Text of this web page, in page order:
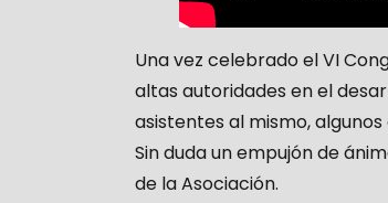
Una vez celebrado el VI
altas autoridades en el
asistentes al mismo,
Sin duda un empujón de
de la Asociación.